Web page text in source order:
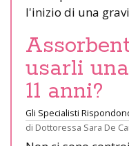
l'inizio di una
usarli
11 anni?
Gli Specialisti
di Dottoressa Sara De